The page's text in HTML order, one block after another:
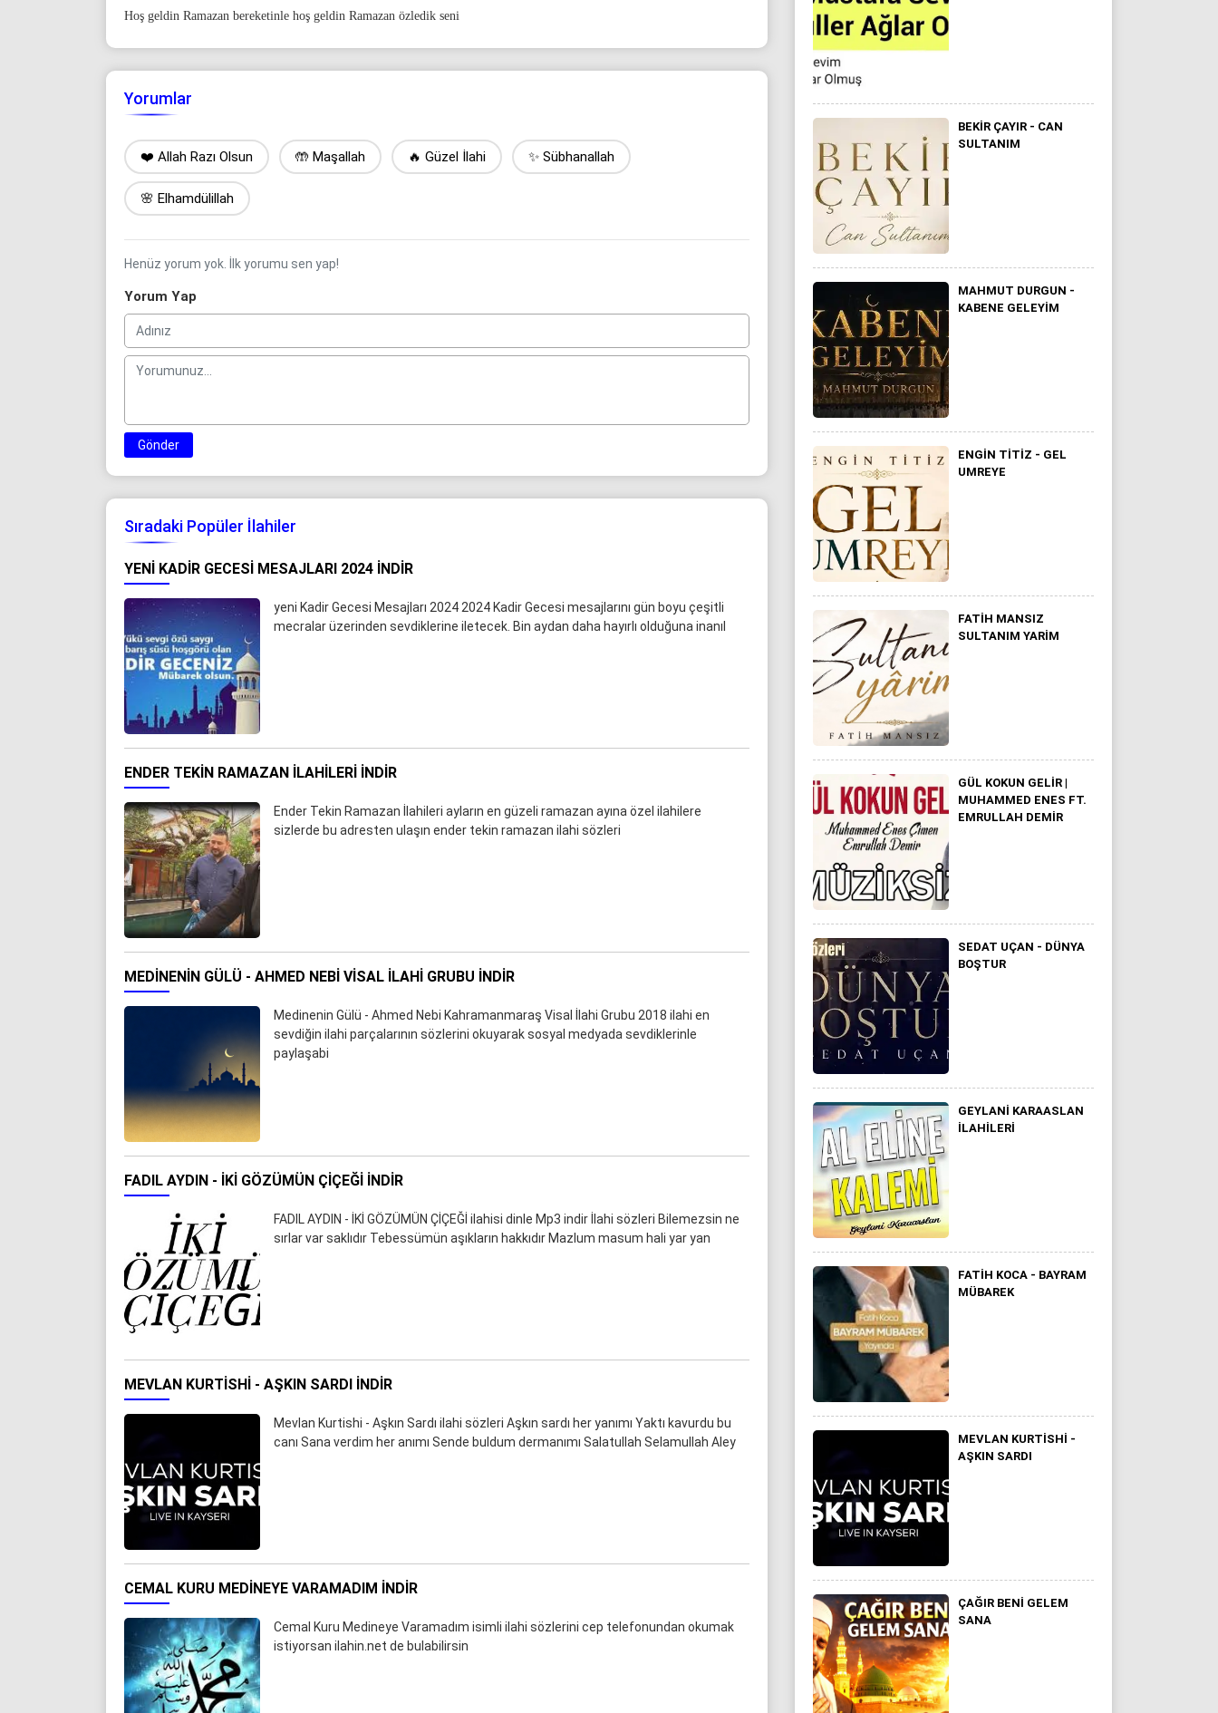
Hoş geldin Ramazan bereketinle hoş geldin Ramazan özledik seni
Yorumlar
❤️ Allah Razı Olsun 🤲 Maşallah 🔥 Güzel İlahi ✨ Sübhanallah
🌸 Elhamdülillah
Henüz yorum yok. İlk yorumu sen yap!
Yorum Yap
Gönder
Sıradaki Popüler İlahiler
YENI KADIR GECESI MESAJLARI 2024 İNDIR
yeni Kadir Gecesi Mesajları 2024 2024 Kadir Gecesi mesajlarını gün boyu çeşitli
mecralar üzerinden sevdiklerine iletecek. Bin aydan daha hayırlı olduğuna inanıl
ENDER TEKIN RAMAZAN İLAHILERI İNDIR
Ender Tekin Ramazan İlahileri ayların en güzeli ramazan ayına özel ilahilere
sizlerde bu adresten ulaşın ender tekin ramazan ilahi sözleri
MEDINENIN GÜLÜ - AHMED NEBI VISAL İLAHI GRUBU İNDIR
Medinenin Gülü - Ahmed Nebi Kahramanmaraş Visal İlahi Grubu 2018 ilahi en
sevdiğin ilahi parçalarının sözlerini okuyarak sosyal medyada sevdiklerinle
paylaşabi
FADIL AYDIN - İKİ GÖZÜMÜN ÇİÇEĞİ İNDIR
FADIL AYDIN - İKİ GÖZÜMÜN ÇİÇEĞİ ilahisi dinle Mp3 indir İlahi sözleri Bilemezsin ne
sırlar var saklıdır Tebessümün aşıkların hakkıdır Mazlum masum hali yar yan
MEVLAN KURTISHI - AŞKIN SARDI İNDIR
Mevlan Kurtishi - Aşkın Sardı ilahi sözleri Aşkın sardı her yanımı Yaktı kavurdu bu
canı Sana verdim her anımı Sende buldum dermanımı Salatullah Selamullah Aley
CEMAL KURU MEDINEYE VARAMADIM İNDIR
Cemal Kuru Medineye Varamadım isimli ilahi sözlerini cep telefonundan okumak
istiyorsan ilahin.net de bulabilirsin
BEKİR ÇAYIR - CAN
SULTANIM
MAHMUT DURGUN -
KABENE GELEYIM
ENGIN TITIZ - GEL
UMREYE
FATIH MANSIZ
SULTANIM YARİM
GÜL KOKUN GELIR |
MUHAMMED ENES FT.
EMRULLAH DEMIR
SEDAT UÇAN - DÜNYA
BOŞTUR
GEYLANI KARAASLAN
ILAHILERI
FATIH KOCA - BAYRAM
MÜBAREK
MEVLAN KURTISHI -
AŞKIN SARDI
ÇAĞIR BENI GELEM
SANA